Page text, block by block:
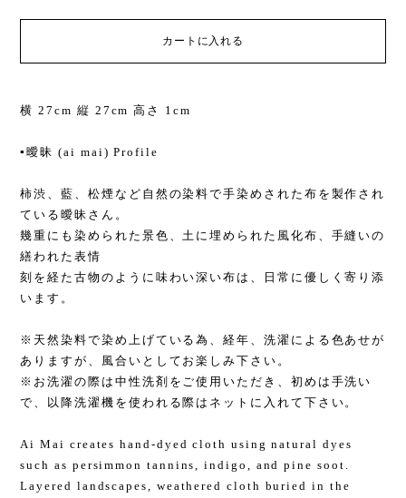
カートに入れる
横 27cm 縦 27cm 高さ 1cm
▪️曖昧 (ai mai) Profile
柿渋、藍、松煙など自然の染料で手染めされた布を製作され
ている曖昧さん。
幾重にも染められた景色、土に埋められた風化布、手縫いの
繕われた表情
刻を経た古物のように味わい深い布は、日常に優しく寄り添
います。
※天然染料で染め上げている為、経年、洗濯による色あせが
ありますが、風合いとしてお楽しみ下さい。
※お洗濯の際は中性洗剤をご使用いただき、初めは手洗い
で、以降洗濯機を使われる際はネットに入れて下さい。
Ai Mai creates hand-dyed cloth using natural dyes
such as persimmon tannins, indigo, and pine soot.
Layered landscapes, weathered cloth buried in the